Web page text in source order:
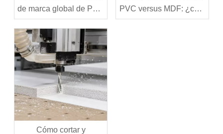
de marca global de PVC
de Jinbao
PVC versus MDF: ¿cuál
debería elegir para su
Cómo cortar y